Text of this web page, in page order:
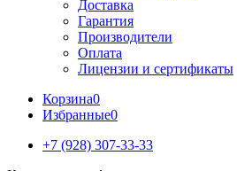
Доставка
Гарантия
Производители
Оплата
Лицензии и сертификаты
Корзина0
Избранные0
+7 (928) 307-33-33